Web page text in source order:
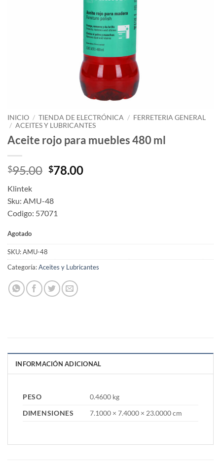
INICIO / TIENDA DE ELECTRÓNICA / FERRETERIA GENERAL
/ ACEITES Y LUBRICANTES
Aceite rojo para muebles 480 ml
$95.00 Original
$95.00.
$78.00Current
Klintek
Sku: AMU-48
Codigo: 57071
Agotado
SKU:AMU-48
Categoría:Aceites y Lubricantes
INFORMACIÓN ADICIONAL
PESO
0.4600 kg
DIMENSIONES
7.1000 × 7.4000 × 23.0000 cm